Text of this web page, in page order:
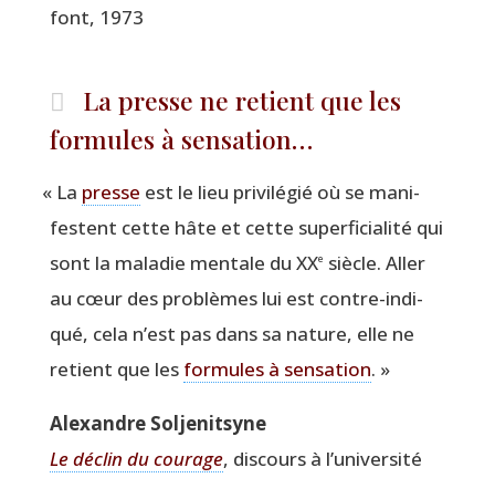
font, 1973
La presse ne retient que les
formules à sensation…
« La presse est le lieu pri­vi­lé­gié où se mani­
festent cette hâte et cette super­fi­cia­li­té qui
sont la mala­die men­tale du XXe siècle. Aller
au cœur des pro­blèmes lui est contre-indi­
qué, cela n’est pas dans sa nature, elle ne
retient que les for­mules à sen­sa­tion. »
Alexandre Sol­je­nit­syne
Le déclin du cou­rage, dis­cours à l’université